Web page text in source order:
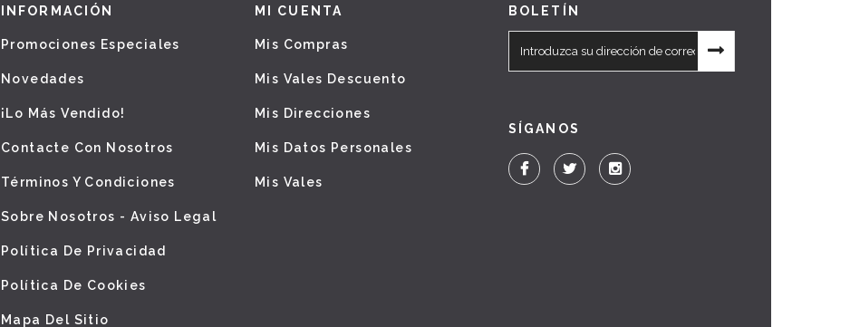
INFORMACIÓN
Promociones Especiales
Novedades
¡Lo Más Vendido!
Contacte Con Nosotros
Términos Y Condiciones
Sobre Nosotros - Aviso Legal
Política De Privacidad
Política De Cookies
Mapa Del Sitio
MI CUENTA
Mis Compras
Mis Vales Descuento
Mis Direcciones
Mis Datos Personales
Mis Vales
BOLETÍN
SÍGANOS